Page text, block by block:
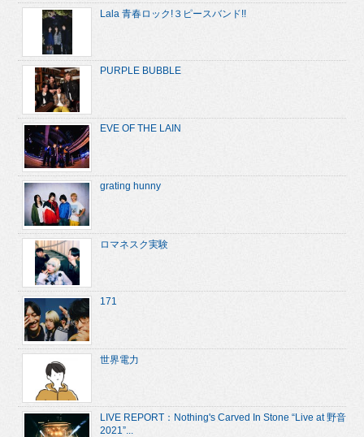
Lala 青春ロック!３ピースバンド!!
PURPLE BUBBLE
EVE OF THE LAIN
grating hunny
ロマネスク実験
171
世界電力
LIVE REPORT：Nothing's Carved In Stone “Live at 野音
2021”...